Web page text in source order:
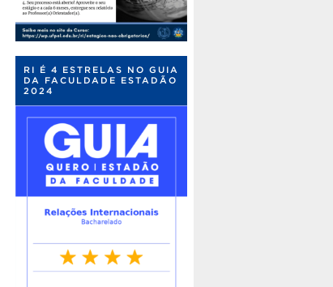
RI É 4 ESTRELAS NO GUIA
DA FACULDADE ESTADÃO
2024